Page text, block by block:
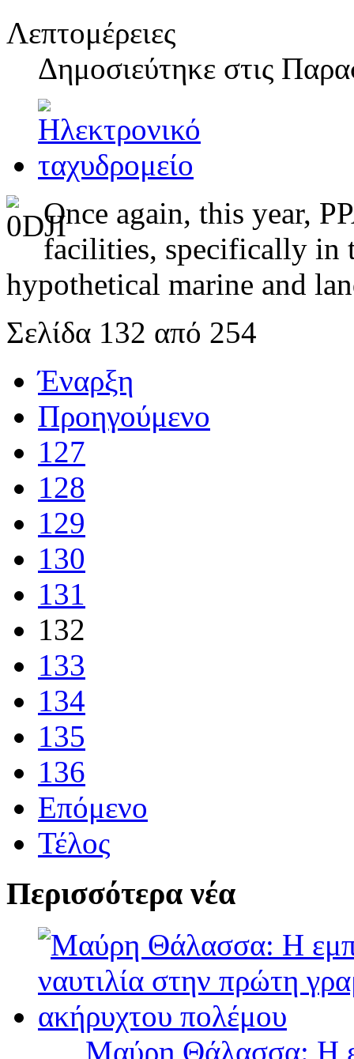
Λεπτομέρειες
Δημοσιεύτηκε στις
Once again, this year,
facilities, specifically in
hypothetical marine and
Σελίδα 132 από 254
Έναρξη
Προηγούμενο
127
128
129
130
131
132
133
134
135
136
Επόμενο
Τέλος
Περισσότερα νέα
Μαύρη Θάλασσα: Η